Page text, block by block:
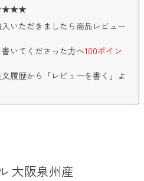
★★★
いただきましたら商品レビュー
いてくださった方へ100ポイン
履歴から「レビューを書く」よ
大阪泉州産